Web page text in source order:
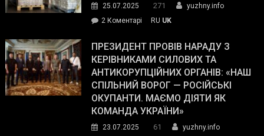
The
Street
Journal.
25.07.2025 271
yuzhny.info
2 Коментарі
Південному
працівникам
ОПЗ
з
матеріального
резерву
гуманітарну
RU UK
ПРЕЗИДЕНТ ПРОВІВ НАРАДУ З
КЕРІВНИКАМИ СИЛОВИХ ТА
АНТИКОРУПЦІЙНИХ ОРГАНІВ: «НАШ
СПІЛЬНИЙ ВОРОГ — РОСІЙСЬКІ
ОКУПАНТИ. МАЄМО ДІЯТИ ЯК
КОМАНДА УКРАЇНИ»
23.07.2025 61
yuzhny.info